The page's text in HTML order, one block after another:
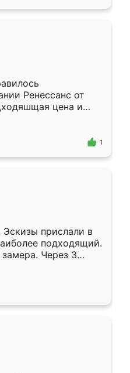
Ренессанс от
цена и
Приехавший
самый
1
Эскизы прислали в
подходящий.
Через 3
Остались
Ренессанс
работу!